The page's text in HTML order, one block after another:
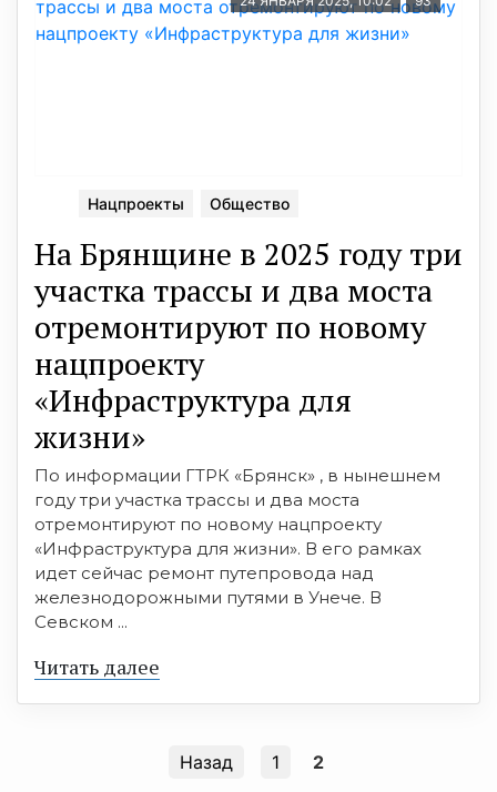
Нацпроекты Общество
На Брянщине в 2025 году три
участка трассы и два моста
отремонтируют по новому
нацпроекту
«Инфраструктура для
жизни»
По информации ГТРК «Брянск» , в нынешнем
году три участка трассы и два моста
отремонтируют по новому нацпроекту
«Инфраструктура для жизни». В его рамках
идет сейчас ремонт путепровода над
железнодорожными путями в Унече. В
Севском ...
Читать далее
Назад 1 2